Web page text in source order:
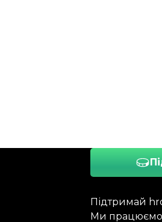
Підтримай
Ми працюємо